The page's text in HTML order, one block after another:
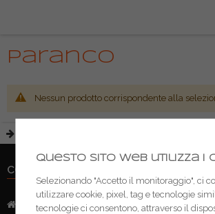
Paranco
Nessun prodotto corrispondente alla
CONTATTI
Indirizzo:Via Mazzini, 52 - 46043 Castiglione
Questo sito web utilizza i
Selezionando "Accetto il monitoraggio", ci
utilizzare cookie, pixel, tag e tecnologie
tecnologie ci consentono, attraverso il